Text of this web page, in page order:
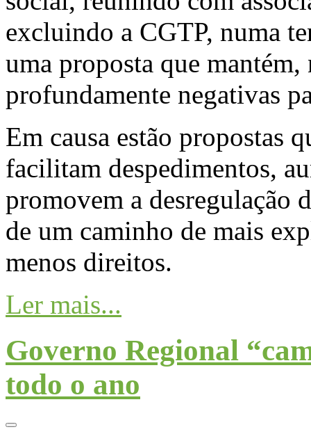
excluindo a CGTP, numa
uma proposta que mantém,
profundamente negativas
Em causa estão propostas
facilitam despedimentos,
promovem a desregulação
de um caminho de mais
menos direitos.
Ler mais...
Governo Regional
todo o ano